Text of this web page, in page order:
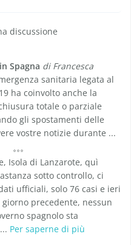
discussione
Spagna di Francesca
sanitaria legata al
ha coinvolto anche la
totale o parziale
gli spostamenti delle
vostre notizie durante ...
Isola di Lanzarote, quì
sotto controllo, ci
ufficiali, solo 76 casi e ieri
precedente, nessun
spagnolo sta
Per saperne di più